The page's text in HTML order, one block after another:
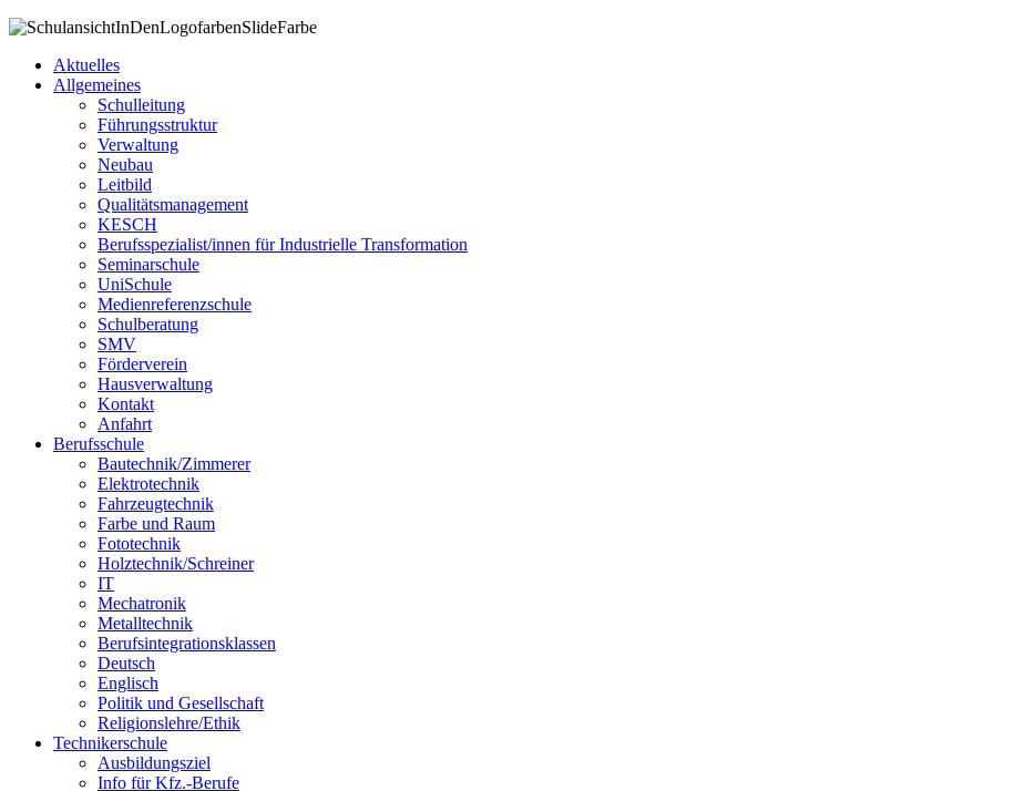
Aktuelles
Allgemeines
Schulleitung
Führungsstruktur
Verwaltung
Neubau
Leitbild
Qualitätsmanagement
KESCH
Berufsspezialist/innen für Industrielle Transformation
Seminarschule
UniSchule
Medienreferenzschule
Schulberatung
SMV
Förderverein
Hausverwaltung
Kontakt
Anfahrt
Berufsschule
Bautechnik/Zimmerer
Elektrotechnik
Fahrzeugtechnik
Farbe und Raum
Fototechnik
Holztechnik/Schreiner
IT
Mechatronik
Metalltechnik
Berufsintegrationsklassen
Deutsch
Englisch
Politik und Gesellschaft
Religionslehre/Ethik
Technikerschule
Ausbildungsziel
Info für Kfz.-Berufe